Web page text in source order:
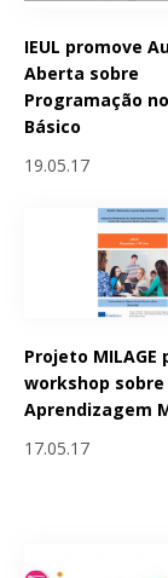
IEUL promove
Aberta sobre
Programação
Básico
19.05.17
Projeto MILAGE
workshop sobre
Aprendizagem
17.05.17